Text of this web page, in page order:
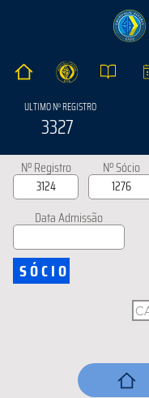
ULTIMO Nº REGISTRO
3327
Nº Registro Nº Sócio
Data Admissão
SÓCIO